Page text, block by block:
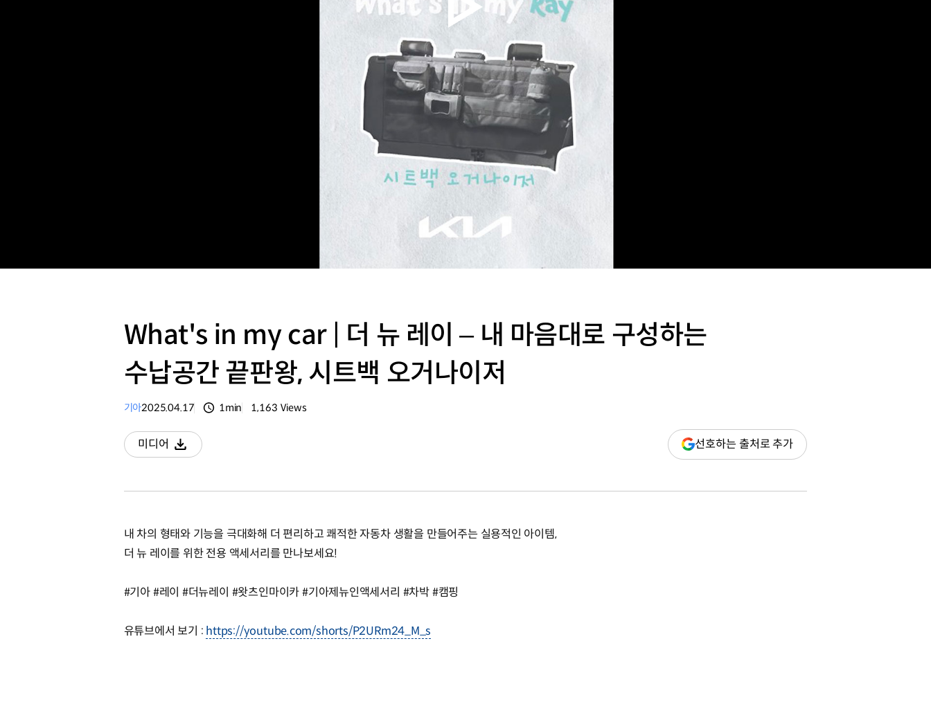
What's in my car | 더 뉴 레이 – 내 마음대로 구성하는
수납공간 끝판왕, 시트백 오거나이저
기아2025.04.17 1min 1,163 Views
미디어
다운로드
선호하는 출처로 추가(새
창
내 차의 형태와 기능을 극대화해 더 편리하고 쾌적한 자동차 생활을 만들어주는 실용적인 아이템,
더 뉴 레이를 위한 전용 액세서리를 만나보세요!
#기아 #레이 #더뉴레이 #왓츠인마이카 #기아제뉴인액세서리 #차박 #캠핑
유튜브에서 보기 : https://youtube.com/shorts/P2URm24_M_s